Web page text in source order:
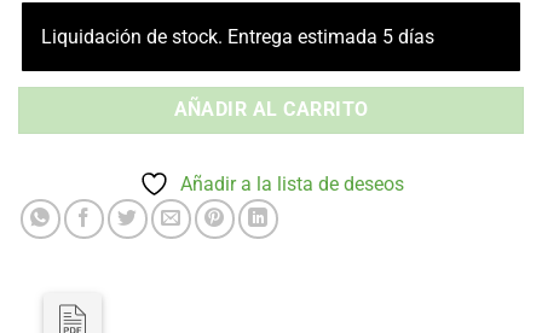
Liquidación de stock. Entrega estimada 5 días
AÑADIR AL CARRITO
Añadir a la lista de deseos